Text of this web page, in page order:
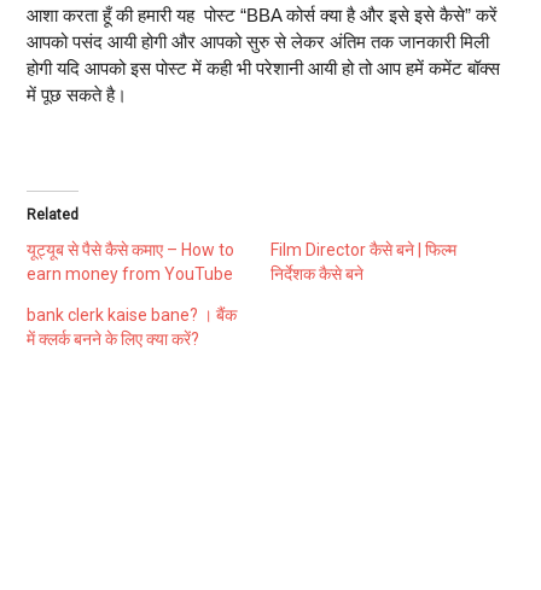
आशा करता हूँ की हमारी यह पोस्ट “BBA कोर्स क्या है और इसे इसे कैसे” करें
आपको पसंद आयी होगी और आपको सुरु से लेकर अंतिम तक जानकारी मिली
होगी यदि आपको इस पोस्ट में कही भी परेशानी आयी हो तो आप हमें कमेंट बॉक्स
में पूछ सकते है।
Related
यूट्यूब से पैसे कैसे कमाए – How to
earn money from YouTube
Film Director कैसे बने | फिल्म
निर्देशक कैसे बने
bank clerk kaise bane? । बैंक
में क्लर्क बनने के लिए क्या करें?